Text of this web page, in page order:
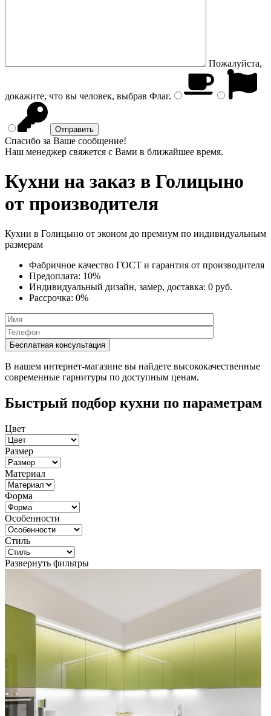
Пожалуйста,
докажите, что вы человек, выбрав Флаг.
Спасибо за Ваше сообщение!
Наш менеджер свяжется с Вами в ближайшее время.
Кухни на заказ в Голицыно
от производителя
Кухни в Голицыно от эконом до премиум по индивидуальным
размерам
Фабричное качество ГОСТ и гарантия от производителя
Предоплата: 10%
Индивидуальный дизайн, замер, доставка: 0 руб.
Рассрочка: 0%
В нашем интернет-магазине вы найдете высококачественные
современные гарнитуры по доступным ценам.
Быстрый подбор кухни по параметрам
Цвет
Размер
Материал
Форма
Особенности
Стиль
Развернуть фильтры